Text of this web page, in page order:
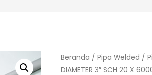
Beranda / Pipa Welded /
DIAMETER 3″ SCH 20 X